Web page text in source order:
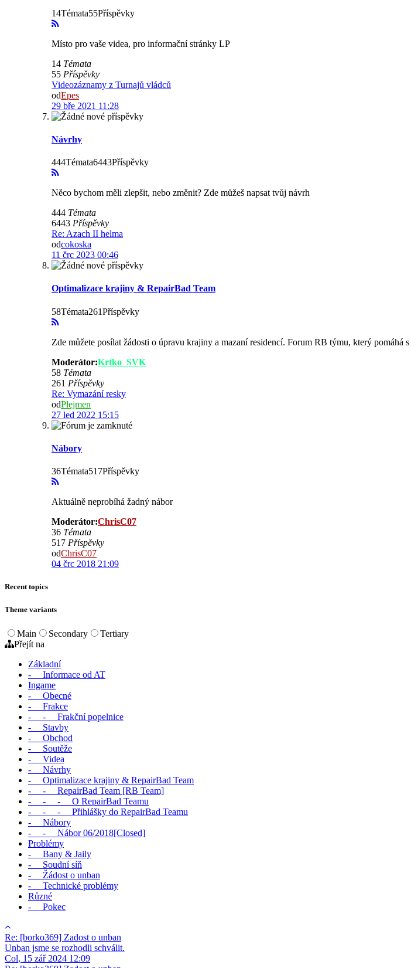
14Témata55Příspěvky
Místo pro vaše videa, pro informační stránky LP
14 Témata
55 Příspěvky
Videozáznamy z Turnajů vládců
odEpes
29 bře 2021 11:28
Návrhy
444Témata6443Příspěvky
Něco bychom měli zlepšit, nebo změnit? Zde můžeš napsat tvůj návrh
444 Témata
6443 Příspěvky
Re: Azach II helma
odcokoska
11 črc 2023 00:46
Optimalizace krajiny & RepairBad Team
58Témata261Příspěvky
Zde můžete posílat žádosti o úpravu krajiny a mazaní residencí. Forum RB týmu, který pomáhá
Moderátor:Krtko_SVK
58 Témata
261 Příspěvky
Re: Vymazání resky
odPlejmen
27 led 2022 15:15
Nábory
36Témata517Příspěvky
Aktuálně neprobíhá žadný nábor
Moderátor:ChrisC07
36 Témata
517 Příspěvky
odChrisC07
04 črc 2018 21:09
Recent topics
Theme variants
Main Secondary
Tertiary
Přejít na
Základní
- Informace od AT
Ingame
- Obecné
- Frakce
- - Frakční popelnice
- Stavby
- Obchod
- Soutěže
- Videa
- Návrhy
- Optimalizace krajiny & RepairBad Team
- - RepairBad Team [RB Team]
- - - O RepairBad Teamu
- - - Přihlášky do RepairBad Teamu
- Nábory
- - Nábor 06/2018[Closed]
Problémy
- Bany & Jaily
- Soudní síň
- Žádost o unban
- Technické problémy
Různé
- Pokec
Re: [borko369] Zadost o unban
Unban jsme se rozhodli schválit.
Col, 15 zář 2024 12:09